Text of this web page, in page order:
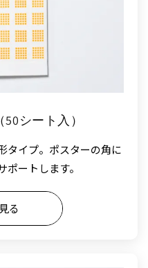
シート入）
タイプ。ポスターの角に
ートします。
る